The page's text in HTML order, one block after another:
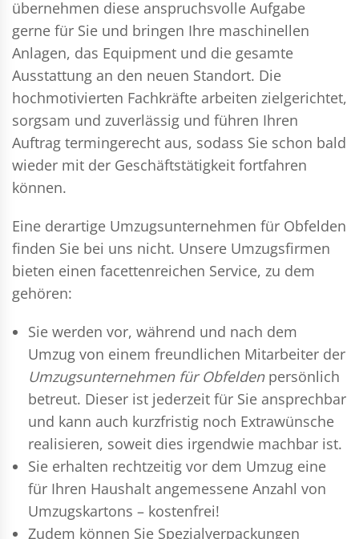
übernehmen diese anspruchsvolle Aufgabe
gerne für Sie und bringen Ihre maschinellen
Anlagen, das Equipment und die gesamte
Ausstattung an den neuen Standort. Die
hochmotivierten Fachkräfte arbeiten zielgerichtet,
sorgsam und zuverlässig und führen Ihren
Auftrag termingerecht aus, sodass Sie schon bald
wieder mit der Geschäftstätigkeit fortfahren
können.
Eine derartige Umzugsunternehmen für Obfelden
finden Sie bei uns nicht. Unsere Umzugsfirmen
bieten einen facettenreichen Service, zu dem
gehören:
Sie werden vor, während und nach dem
Umzug von einem freundlichen Mitarbeiter der
Umzugsunternehmen für Obfeldenpersönlich
betreut. Dieser ist jederzeit für Sie ansprechbar
und kann auch kurzfristig noch Extrawünsche
realisieren, soweit dies irgendwie machbar ist.
Sie erhalten rechtzeitig vor dem Umzug eine
für Ihren Haushalt angemessene Anzahl von
Umzugskartons – kostenfrei!
Zudem können Sie Spezialverpackungen